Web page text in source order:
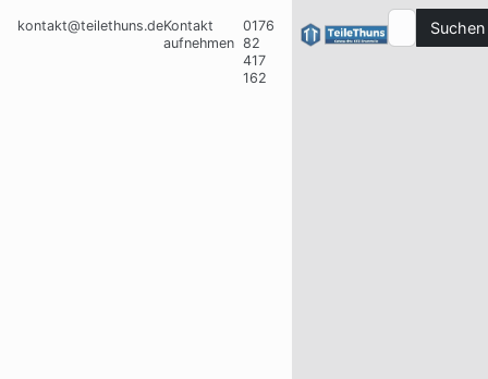
kontakt@teilethuns.deKontakt
aufnehmen
0176
82
417
162
Suchen